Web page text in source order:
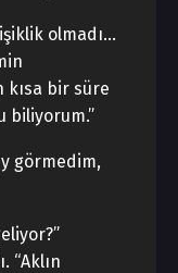
olmadı…
kısa bir süre
biliyorum.”
görmedim,
“Aklın